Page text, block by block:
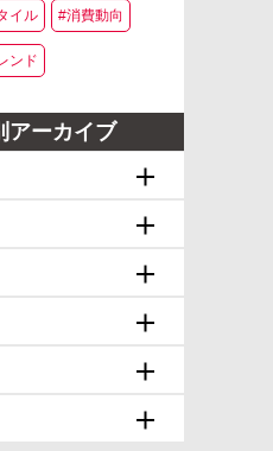
イル #消費動向
ンド
アーカイブ